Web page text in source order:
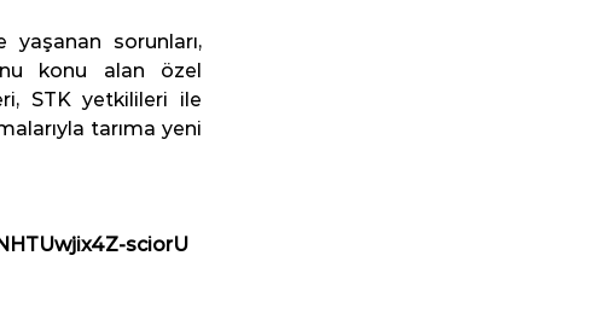
sorunları,
konu alan özel
STK yetkilileri ile
tarıma yeni
sciorU